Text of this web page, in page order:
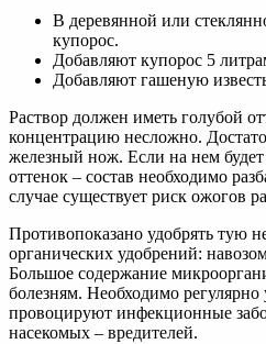
В деревянной или
купорос.
Добавляют купорос 5
Добавляют гашеную
Раствор должен иметь голубой
концентрацию несложно.
железный нож. Если на нем
оттенок – состав необходимо
случае существует риск ожогов
Противопоказано удобрять тую
органических удобрений:
Большое содержание
болезням. Необходимо регулярно
провоцируют инфекционные
насекомых – вредителей.